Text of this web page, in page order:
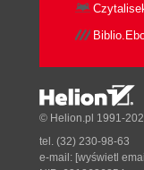
© Helion.pl 1991-
tel. (32) 230-98-63
e-mail: [wyświetl